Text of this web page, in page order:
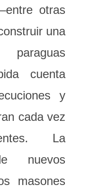
otras
una
cuenta
y
cada vez
La
nuevos
masones